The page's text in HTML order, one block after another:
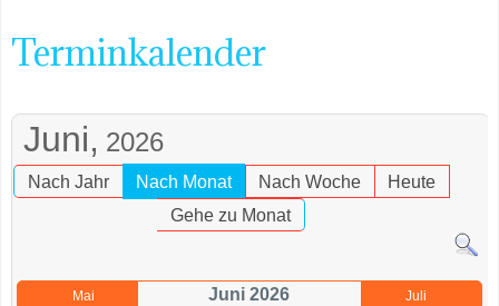
Terminkalender
Juni, 2026
Nach Jahr Nach Monat Nach Woche
Heute
Gehe zu Monat
Mai Juni 2026
Juli